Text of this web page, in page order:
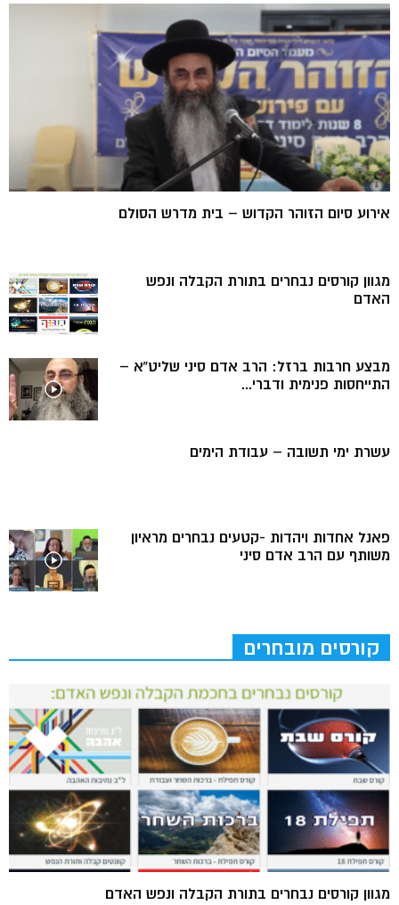
אירוע סיום הזוהר הקדוש – בית מדרש הסולם
מגוון קורסים נבחרים בתורת הקבלה ונפש
האדם
מבצע חרבות ברזל: הרב אדם סיני שליט”א –
התייחסות פנימית ודברי...
עשרת ימי תשובה – עבודת הימים
פאנל אחדות ויהדות -קטעים נבחרים מראיון
משותף עם הרב אדם סיני
קורסים מובחרים
מגוון קורסים נבחרים בתורת הקבלה ונפש האדם